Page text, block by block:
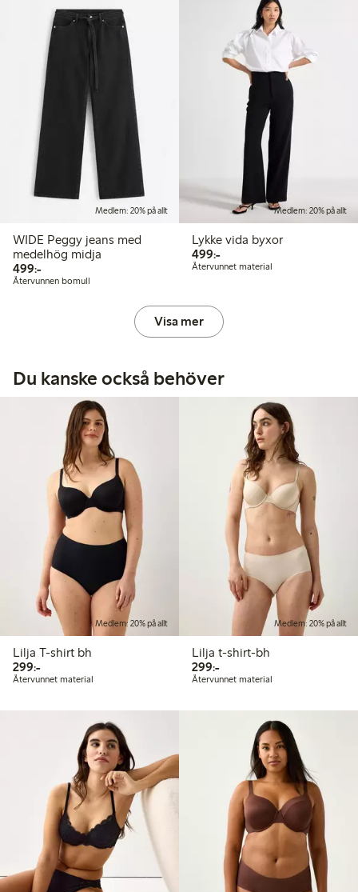
Medlem: 20% på allt
WIDE Peggy jeans med
medelhög midja
499:-499,00 kr
Återvunnen bomull
Medlem: 20% på allt
Lykke vida byxor
499:-499,00 kr
Återvunnet material
Visa mer
Du kanske också behöver
Medlem: 20% på allt
Lilja T-shirt bh
299:-299,00 kr
Återvunnet material
Medlem: 20% på allt
Lilja t-shirt-bh
299:-299,00 kr
Återvunnet material